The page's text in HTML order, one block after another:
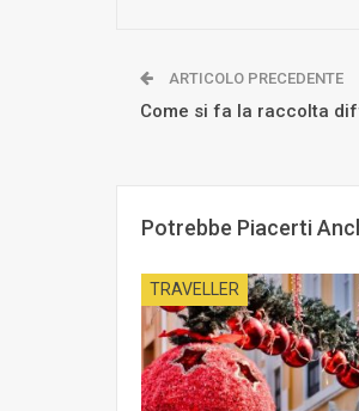
ARTICOLO PRECEDENTE
Come si fa la raccolta
Potrebbe Piacerti
TRAVELLER